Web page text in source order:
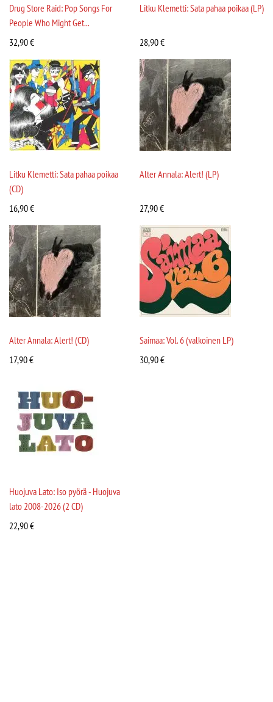
Drug Store Raid: Pop Songs For
People Who Might Get...
32,90€
Litku Klemetti: Sata pahaa poikaa (LP)
28,90€
Litku Klemetti: Sata pahaa poikaa
(CD)
16,90€
Alter Annala: Alert! (LP)
27,90€
Alter Annala: Alert! (CD)
17,90€
Saimaa: Vol. 6 (valkoinen LP)
30,90€
Huojuva Lato: Iso pyörä - Huojuva
lato 2008-2026 (2 CD)
22,90€